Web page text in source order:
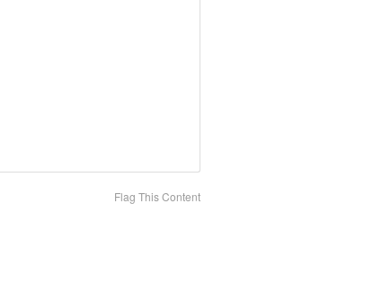
Flag This Content